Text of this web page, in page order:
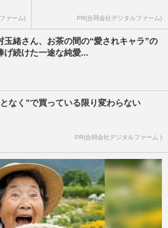
ァーム) PR(合同会社デジタルファーム)
玉緒さん、お茶の間の“愛されキャラ”の
続けた一途な純愛...
なく”で買っている限り変わらない
PR(合同会社デジタルファーム )